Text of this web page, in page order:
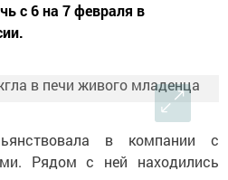
с 6 на 7 февраля в
в компании с
Рядом с ней находились